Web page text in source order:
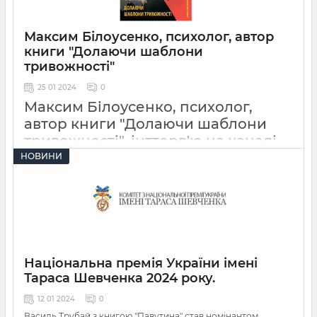
Максим Білоусенко, психолог, автор
книги "Долаючи шаблони
тривожності"
25 01 2024 0
Максим Білоусенко, психолог,
автор книги "Долаючи шаблони
тривожності", інттерв'ю на каналі
"Акценти"
НОВИНИ
Національна премія України імені
Тараса Шевченка 2024 року.
12 01 2024 0